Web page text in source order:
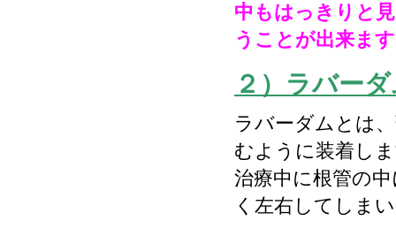
中もはっきりと
うことが出来ま
２）ラバー
ラバーダムとは
むように装着し
治療中に根管の
く左右してしま